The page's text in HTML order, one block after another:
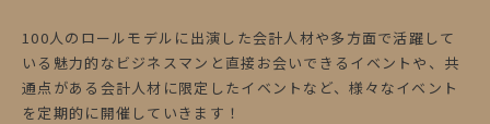
100人のロールモデルに出演した会計人材や多方面で活躍して
いる魅力的なビジネスマンと直接お会いできるイベントや、共
通点がある会計人材に限定したイベントなど、様々なイベント
を定期的に開催していきます！